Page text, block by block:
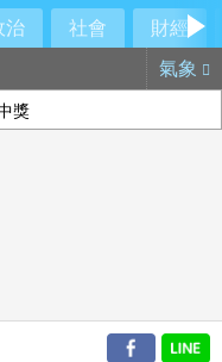
治 社會
財經
氣象
獎